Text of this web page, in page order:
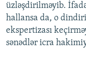
üzləşdirilməyib.
hallansa da, o
ekspertizası
sənədlər icra